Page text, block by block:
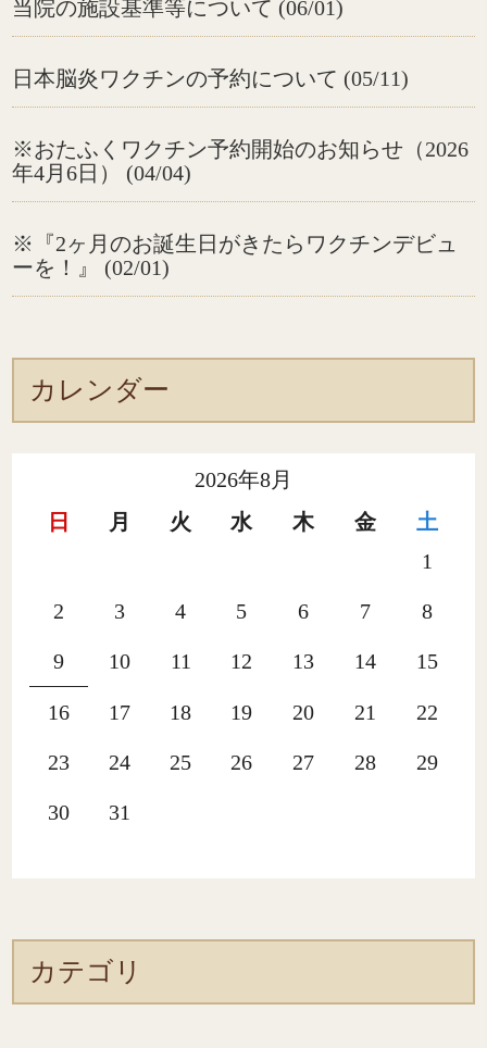
当院の施設基準等について (06/01)
日本脳炎ワクチンの予約について (05/11)
※おたふくワクチン予約開始のお知らせ（2026
年4月6日） (04/04)
※『2ヶ月のお誕生日がきたらワクチンデビュ
ーを！』 (02/01)
カレンダー
2026年8月
日
月 火 水 木 金
土
1
2 3 4 5 6 7 8
9 10 11 12 13 14 15
16 17 18 19 20 21 22
23 24 25 26 27 28 29
30 31
カテゴリ